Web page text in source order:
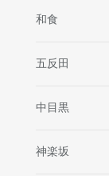
和食
五反田
中目黒
神楽坂